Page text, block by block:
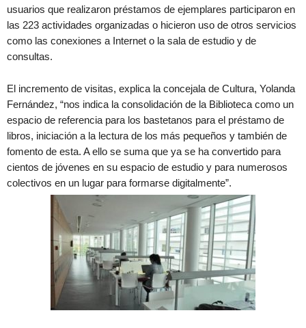
usuarios que realizaron préstamos de ejemplares participaron en
las 223 actividades organizadas o hicieron uso de otros servicios
como las conexiones a Internet o la sala de estudio y de
consultas.
El incremento de visitas, explica la concejala de Cultura, Yolanda
Fernández, “nos indica la consolidación de la Biblioteca como un
espacio de referencia para los bastetanos para el préstamo de
libros, iniciación a la lectura de los más pequeños y también de
fomento de esta. A ello se suma que ya se ha convertido para
cientos de jóvenes en su espacio de estudio y para numerosos
colectivos en un lugar para formarse digitalmente”.